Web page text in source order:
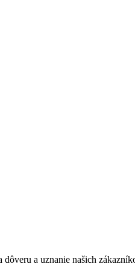
dôveru a uznanie našich